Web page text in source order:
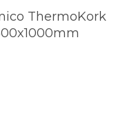
ThermoKork